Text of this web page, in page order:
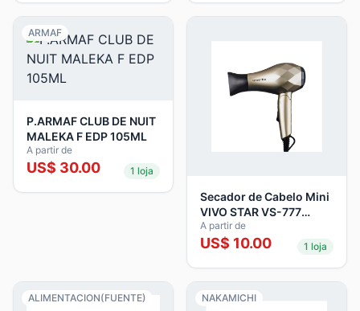
ARMAF
P.ARMAF CLUB DE NUIT
MALEKA F EDP 105ML
A partir de
US$ 30.00 1 loja
Secador de Cabelo Mini
VIVO STAR VS-777
GOLD
A partir de
US$ 10.00 1 loja
ALIMENTACION(FUENTE) NAKAMICHI